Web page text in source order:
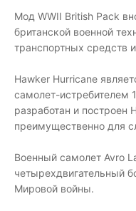
Мод WWII British Pack
британской военной
транспортных средств
Hawker Hurricane
самолет-истребителем
разработан и построен
преимущественно для
Военный самолет Avro
четырехдвигательный
Мировой войны.